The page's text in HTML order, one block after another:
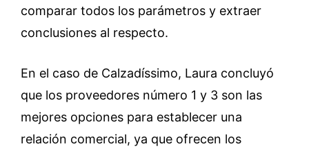
comparar todos los parámetros y extraer
conclusiones al respecto.
En el caso de Calzadíssimo, Laura concluyó
que los proveedores número 1 y 3 son las
mejores opciones para establecer una
relación comercial, ya que ofrecen los